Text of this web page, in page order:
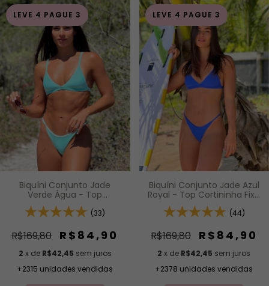
LEVE 4 PAGUE 3
Biquíni Conjunto Jade
Verde Água - Top
Cortininha Fixa com
Acabamento em Viés e
Inteira de Tira (Modelagem
Para Bronzeado)
(33)
R$169,80 R$84,90
2 x de R$42,45 sem juros
+2315 unidades vendidas
LEVE 4 PAGUE 3
Biquíni Conjunto Jade Azul
Royal - Top Cortininha Fixa
com Acabamento em Viés
e Bojo Removível e
(Modelagem Para
Bronzeado)
(44)
R$169,80 R$84,90
2 x de R$42,45 sem juros
+2378 unidades vendidas